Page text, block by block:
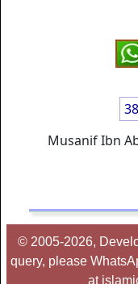
Musanif Ibn
© 2005-2026,
query, please
at